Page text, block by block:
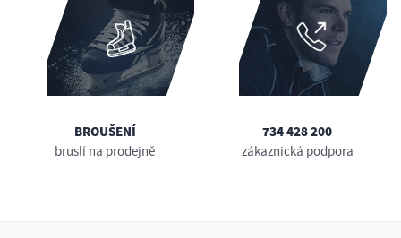
BROUŠENÍ
bruslí na prodejně
734 428 200
zákaznická podpora